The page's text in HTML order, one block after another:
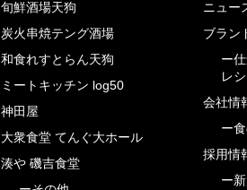
旬鮮酒場天狗
炭火串焼テング酒場
和食れすとらん天狗
ミートキッチン log50
神田屋
大衆食堂 てんぐ大ホール
湊や 磯吉食堂
ニュー
ブラン
ー
レ
会社情
ー
採用情
ー